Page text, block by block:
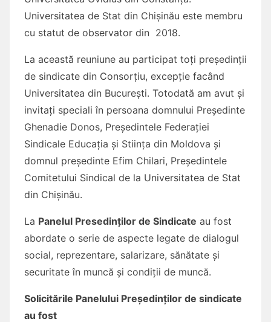
Universitatea de Stat din Chișinău este membru
cu statut de observator din 2018.
La această reuniune au participat toți președinții
de sindicate din Consorțiu, excepție facând
Universitatea din București. Totodată am avut și
invitați speciali în persoana domnului Președinte
Ghenadie Donos, Președintele Federației
Sindicale Educația și Stiința din Moldova și
domnul președinte Efim Chilari, Președintele
Comitetului Sindical de la Universitatea de Stat
din Chișinău.
La Panelul Presedinților de Sindicate au fost
abordate o serie de aspecte legate de dialogul
social, reprezentare, salarizare, sănătate și
securitate în muncă și condiții de muncă.
Solicitările Panelului Președinților de sindicate
au fost